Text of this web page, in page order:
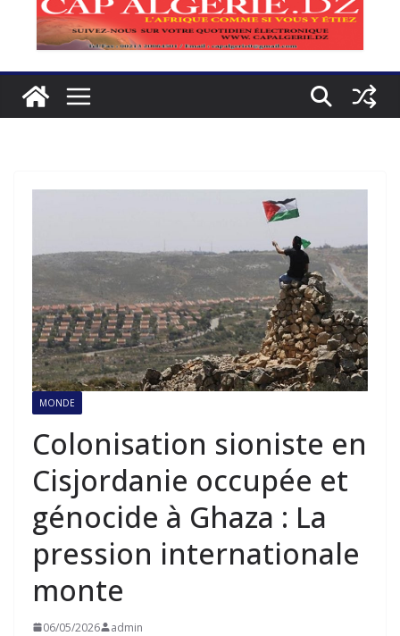
MONDE
Colonisation sioniste en
Cisjordanie occupée et
génocide à Ghaza : La
pression internationale
monte
06/05/2026 admin